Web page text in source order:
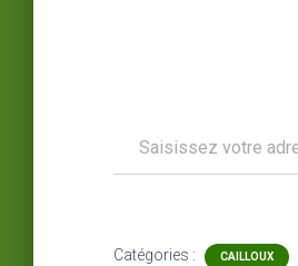
Catégories : CAILLOUX